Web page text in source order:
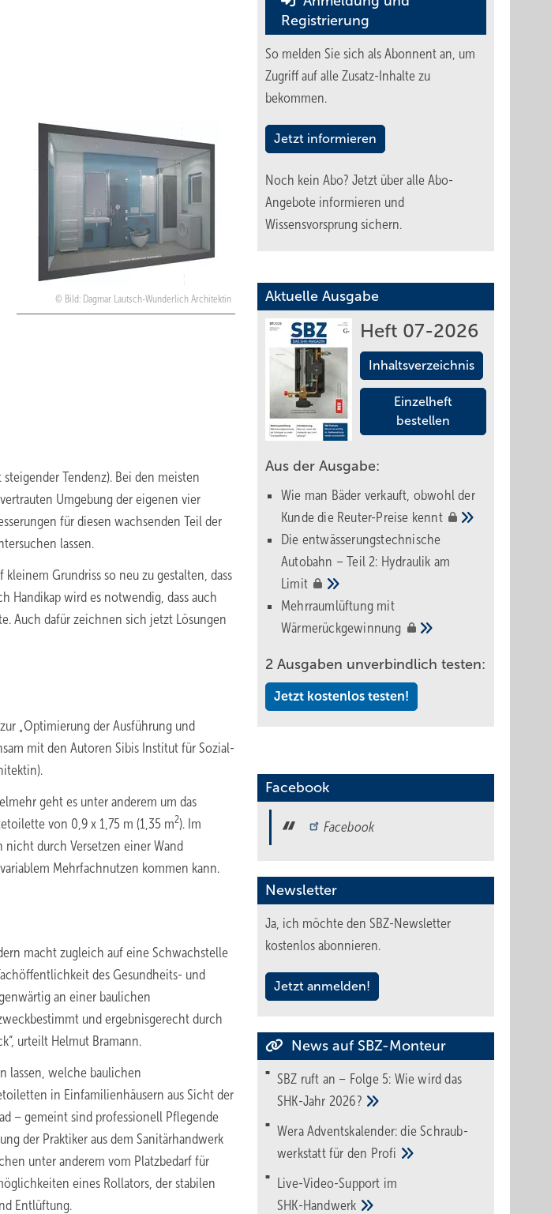
Bild: Dagmar Lautsch-Wunderlich Architektin
Tendenz). Bei den meisten
Umgebung der eigenen vier
für diesen wachsenden Teil der
lassen.
Grundriss so neu zu gestalten, dass
Handikap wird es notwendig, dass auch
Auch dafür zeichnen sich jetzt Lösungen
„Optimierung der Ausführung und
mit den Autoren Sibis Institut für Sozial-
geht es unter anderem um das
von 0,9 x 1,75 m (1,35 m2). Im
nicht durch Versetzen einer Wand
Mehrfachnutzen kommen kann.
macht zugleich auf eine Schwachstelle
des Gesundheits- und
an einer baulichen
und ergebnisgerecht durch
urteilt Helmut Bramann.
lassen, welche baulichen
in Einfamilienhäusern aus Sicht der
– gemeint sind professionell Pflegende
der Praktiker aus dem Sanitärhandwerk
unter anderem vom Platzbedarf für
eines Rollators, der stabilen
Entlüftung.
Registrierung
So melden Sie sich als Abonnent an, um
Zugriff auf alle Zusatz-Inhalte zu
bekommen.
Jetzt informieren
Noch kein Abo? Jetzt über alle Abo-
Angebote informieren und
Wissensvorsprung sichern.
Aktuelle Ausgabe
Heft 07-2026
Inhaltsverzeichnis
Einzelheft
bestellen
Aus der Ausgabe:
Wie man Bäder verkauft, obwohl der
Kunde die Reuter-Preise kennt
Die entwässerungstechnische
Autobahn – Teil 2: Hydraulik am
Limit
Mehrraumlüftung mit
Wärmerückgewinnung
2 Ausgaben unverbindlich testen:
Jetzt kostenlos testen!
Facebook
Facebook
Newsletter
Ja, ich möchte den SBZ-Newsletter
kostenlos abonnieren.
Jetzt anmelden!
News auf SBZ-Monteur
SBZ ruft an – Folge 5: Wie wird das
SHK-Jahr 2026?
Wera Adventskalender: die Schraub­
werk­statt für den Pro­fi
Live-Video-Support im
SHK-Handwerk